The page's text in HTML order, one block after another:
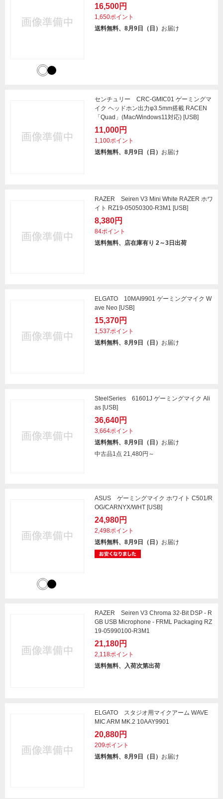
16,500円
1,650ポイント
送料無料、8月9日（日） お届け
センチュリー CRC-GMIC01 ゲーミングマ
イク ヘッドホン出力φ3.5mm搭載 RACEN
「Quad」(Mac/Windows11対応) [USB]
11,000円
1,100ポイント
送料無料、8月9日（日） お届け
RAZER Seiren V3 Mini White RAZER ホワ
イト RZ19-05050300-R3M1 [USB]
8,380円
84ポイント
送料無料、店在庫有り 2～3日出荷
ELGATO 10MAI9901 ゲーミングマイク W
ave Neo [USB]
15,370円
1,537ポイント
送料無料、8月9日（日） お届け
SteelSeries 61601J ゲーミングマイク Ali
as [USB]
36,640円
3,664ポイント
送料無料、8月9日（日） お届け
中古品1点 21,480円～
ASUS ゲーミングマイク ホワイト C501/R
OG/CARNYX/WHT [USB]
24,980円
2,498ポイント
送料無料、8月9日（日） お届け
RAZER Seiren V3 Chroma 32-Bit DSP - R
GB USB Microphone - FRML Packaging RZ
19-05990100-R3M1
21,180円
2,118ポイント
送料無料、入荷次第出荷
ELGATO スタジオ用マイクアーム WAVE
MIC ARM MK.2 10AAY9901
20,880円
209ポイント
送料無料、8月9日（日） お届け